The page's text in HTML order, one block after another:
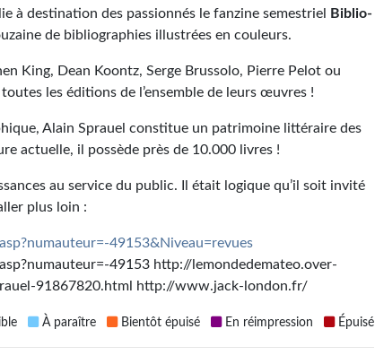
à destination des passionnés le fanzine semestriel
Biblio-
de bibliographies illustrées en couleurs.
King, Dean Koontz, Serge Brussolo, Pierre Pelot ou
les éditions de l’ensemble de leurs œuvres !
Alain Sprauel constitue un patrimoine littéraire des
actuelle, il possède près de 10.000 livres !
au service du public. Il était logique qu’il soit invité
plus loin :
49153&Niveau=revues
49153 http://lemondedemateo.over-
91867820.html http://www.jack-london.fr/
À paraître Bientôt épuisé En réimpression Épuisé